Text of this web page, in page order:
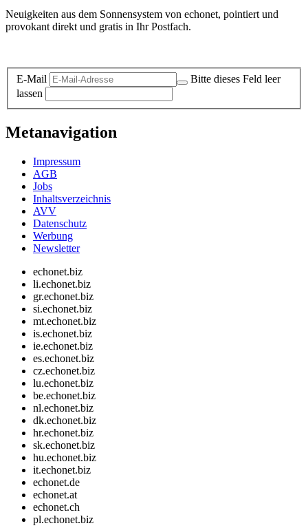
Neuigkeiten aus dem Sonnensystem von echonet, pointiert und
provokant direkt und gratis in Ihr Postfach.
E-Mail
Bitte dieses Feld leer
lassen
Metanavigation
Impressum
AGB
Jobs
Inhaltsverzeichnis
AVV
Datenschutz
Werbung
Newsletter
echonet.biz
li.echonet.biz
gr.echonet.biz
si.echonet.biz
mt.echonet.biz
is.echonet.biz
ie.echonet.biz
es.echonet.biz
cz.echonet.biz
lu.echonet.biz
be.echonet.biz
nl.echonet.biz
dk.echonet.biz
hr.echonet.biz
sk.echonet.biz
hu.echonet.biz
it.echonet.biz
echonet.de
echonet.at
echonet.ch
pl.echonet.biz